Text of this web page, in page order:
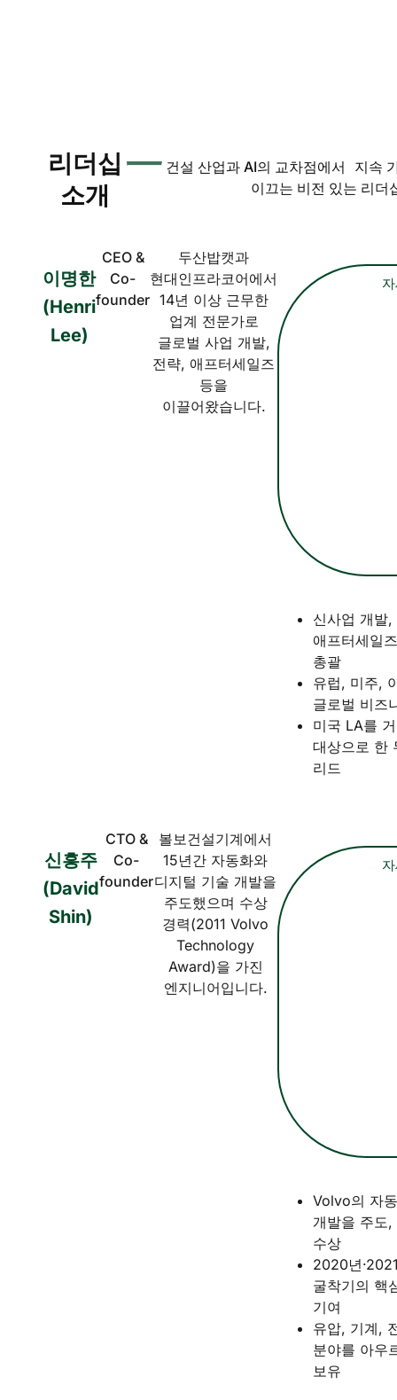
리더십
소개
건설 산업과 AI의 교차점에서 지속
이끄는 비전 있는 리더
이명한
(Henri
Lee)
CEO &
Co-
founder
두산밥캣과
현대인프라코어에서
14년 이상 근무한
업계 전문가로
글로벌 사업 개발,
전략, 애프터세일즈
등을
이끌어왔습니다.
신사업 개발,
애프터세일
총괄
유럽, 미주,
글로벌 비즈
미국 LA를
대상으로 한
리드
신흥주
(David
Shin)
CTO &
Co-
founder
볼보건설기계에서
15년간 자동화와
디지털 기술 개발을
주도했으며 수상
경력(2011 Volvo
Technology
Award)을 가진
엔지니어입니다.
Volvo의 자
개발을 주도
수상
2020년
굴착기의 핵
기여
유압, 기계,
분야를 아우
보유